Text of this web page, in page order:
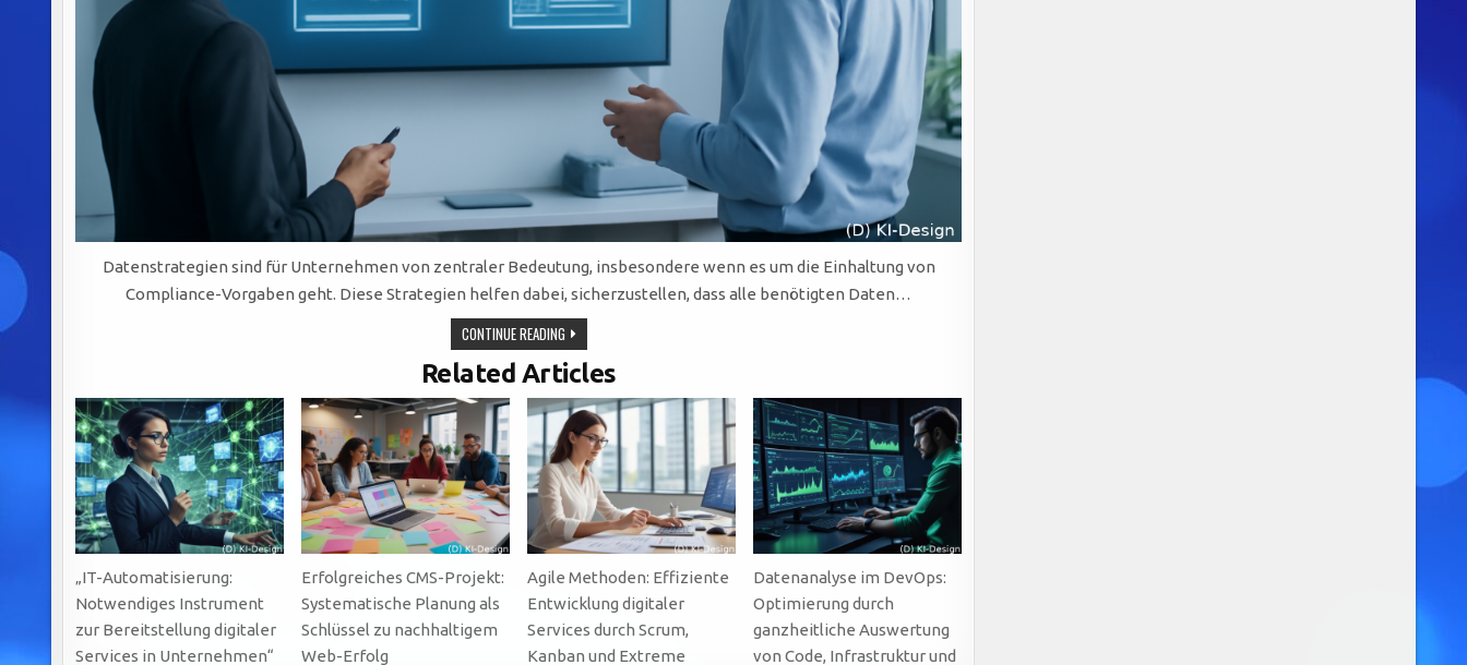
Datenstrategien sind für Unternehmen von zentraler Bedeutung, insbesondere wenn es um die Einhaltung von
Compliance-Vorgaben geht. Diese Strategien helfen dabei, sicherzustellen, dass alle benötigten Daten…
CONTINUE READINGEFFEKTIVE
DATENSTRATEGIEN:
SCHLÜSSEL
ZUR
COMPLIANCE
UND
RISIKOMINDERUNG
IN
UNTERNEHMEN
Related Articles
„IT-Automatisierung:
Notwendiges Instrument
zur Bereitstellung digitaler
Services in Unternehmen“
Erfolgreiches CMS-Projekt:
Systematische Planung als
Schlüssel zu nachhaltigem
Web-Erfolg
Agile Methoden: Effiziente
Entwicklung digitaler
Services durch Scrum,
Kanban und Extreme
Datenanalyse im DevOps:
Optimierung durch
ganzheitliche Auswertung
von Code, Infrastruktur und